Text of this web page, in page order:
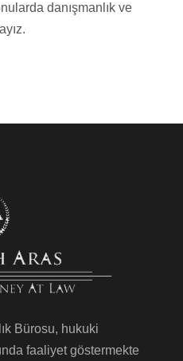
danışmanlık ve
Bürosu, hukuki
faaliyet göstermekte